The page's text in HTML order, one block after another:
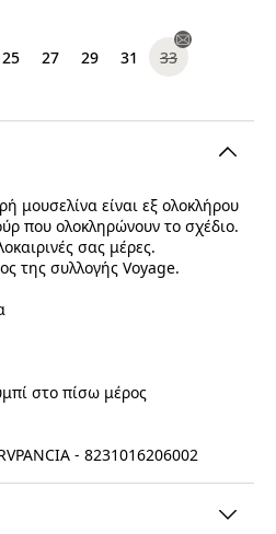
25 27 29 31 33
μουσελίνα είναι εξ ολοκλήρου
που ολοκληρώνουν το σχέδιο.
σας μέρες.
της συλλογής Voyage.
στο πίσω μέρος
- 8231016206002